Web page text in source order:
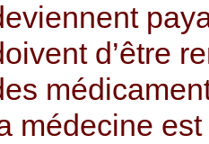
d’être
médecine